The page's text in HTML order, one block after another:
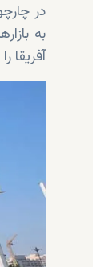
در
به
آفریقا را با حضور 38 شرکت از دبی ترتیب